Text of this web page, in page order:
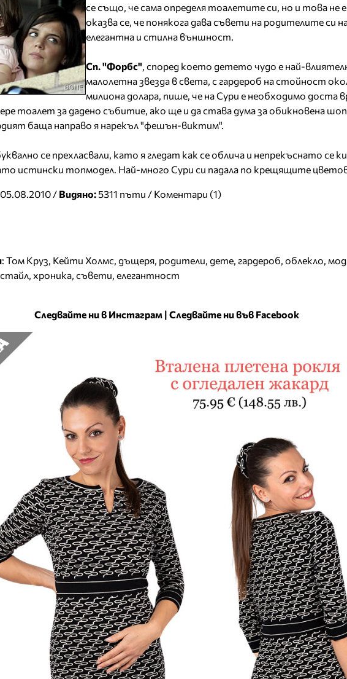
се също, че сама определя тоалетите си, но и това не
оказва се, че понякога дава съвети на родителите си
елегантна и стилна външност.
Сп. "Форбс" , според което детето чудо е най-
малолетна звезда в света, с гардероб на стойност
милиона долара, пише, че на Сури е необходимо доста
тоалет за дадено събитие, ако ще и да става дума за обикновена
баща направо я нарекъл "фешън-виктим".
се прехласвали, като я гледат как се облича и непрекъснато се
истински топмодел. Най-много Сури си падала по крещящите
05.08.2010 / Видяно: 5311 пъти / Коментари (1)
: Том Круз Кейти Холмс дъщеря родители дете гардероб облекло
хроника съвети елегантност
Следвайте ни в Инстаграм | Следвайте ни във Facebook